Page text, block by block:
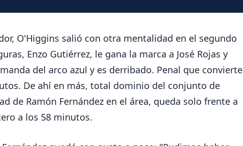
O'Higgins salió con otra mentalidad en el segundo
Enzo Gutiérrez, le gana la marca a José Rojas y
del arco azul y es derribado. Penal que convierte
De ahí en más, total dominio del conjunto de
de Ramón Fernández en el área, queda solo frente a
a los 58 minutos.